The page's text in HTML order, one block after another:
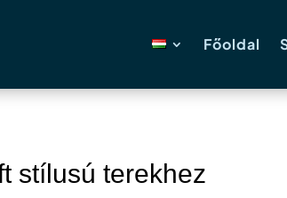
Főoldal
stílusú terekhez